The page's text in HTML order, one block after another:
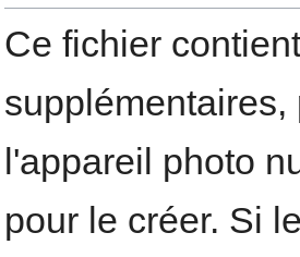
Ce fichier
l'appareil photo
pour le créer. Si